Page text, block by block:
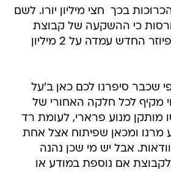
האם בהטמעת הדיפיוזר החדש עמדה על 2 מיליון
שכבר סיפרנו לכם כאן ב'על
מותקן מנוע פרארי, לעומת רד
מרנו ומכאן שפיתוח אצל אחת
אבל יש מי שכן נהנה
לקבוצת אם נוספת במודע או